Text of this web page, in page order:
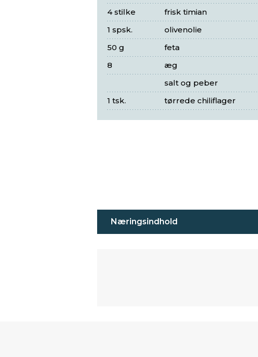
frisk timian
4 stilke
olivenolie
1 spsk.
feta
50 g
æg
8
salt og peber
tørrede chiliflager
1 tsk.
Næringsindhold